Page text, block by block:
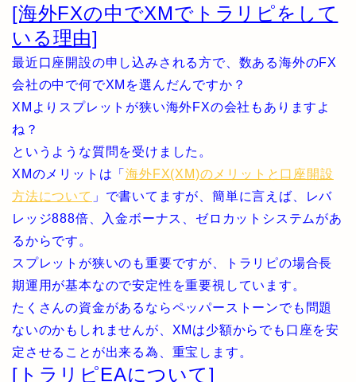
[海外FXの中でXMでトラリピをして
いる理由]
最近口座開設の申し込みされる方で、数ある海外のFX
会社の中で何でXMを選んだんですか？
XMよりスプレットが狭い海外FXの会社もありますよ
ね？
というような質問を受けました。
XMのメリットは「海外FX(XM)のメリットと口座開設
方法について 」で書いてますが、簡単に言えば、レバ
レッジ888倍、入金ボーナス、ゼロカットシステムがあ
るからです。
スプレットが狭いのも重要ですが、トラリピの場合長
期運用が基本なので安定性を重要視しています。
たくさんの資金があるならペッパーストーンでも問題
ないのかもしれませんが、XMは少額からでも口座を安
定させることが出来る為、重宝します。
[トラリピEAについて]